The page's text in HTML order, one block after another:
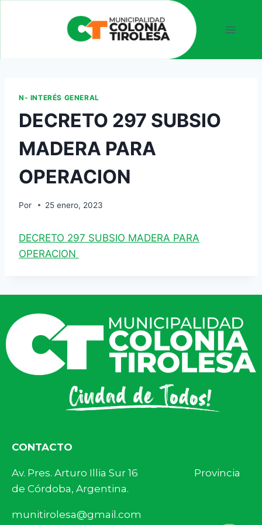
N- INTERÉS GENERAL
DECRETO 297 SUBSIO
MADERA PARA
OPERACION
Por 25 enero, 2023
DECRETO 297 SUBSIO MADERA PARA
OPERACION
CONTACTO
Av. Pres. Arturo Illia Sur 16 Provincia
de Córdoba, Argentina.
munitirolesa@gmail.com